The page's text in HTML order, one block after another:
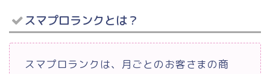
スマプロランクとは？
スマプロランクは、月ごとのお客さまの商